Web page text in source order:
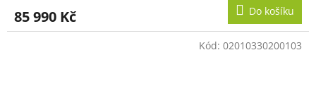
A
85 990 Kč Do košíku
Kód: 02010330200103